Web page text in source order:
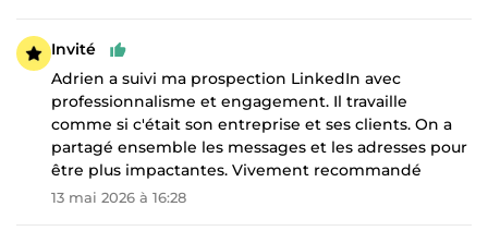
Invité
Adrien a suivi ma prospection LinkedIn avec
professionnalisme et engagement. Il travaille
comme si c'était son entreprise et ses clients. On a
partagé ensemble les messages et les adresses pour
être plus impactantes. Vivement recommandé
13 mai 2026 à 16:28